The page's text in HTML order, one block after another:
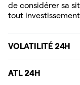
de considérer sa
tout
VOLATILITÉ 24H
ATL 24H